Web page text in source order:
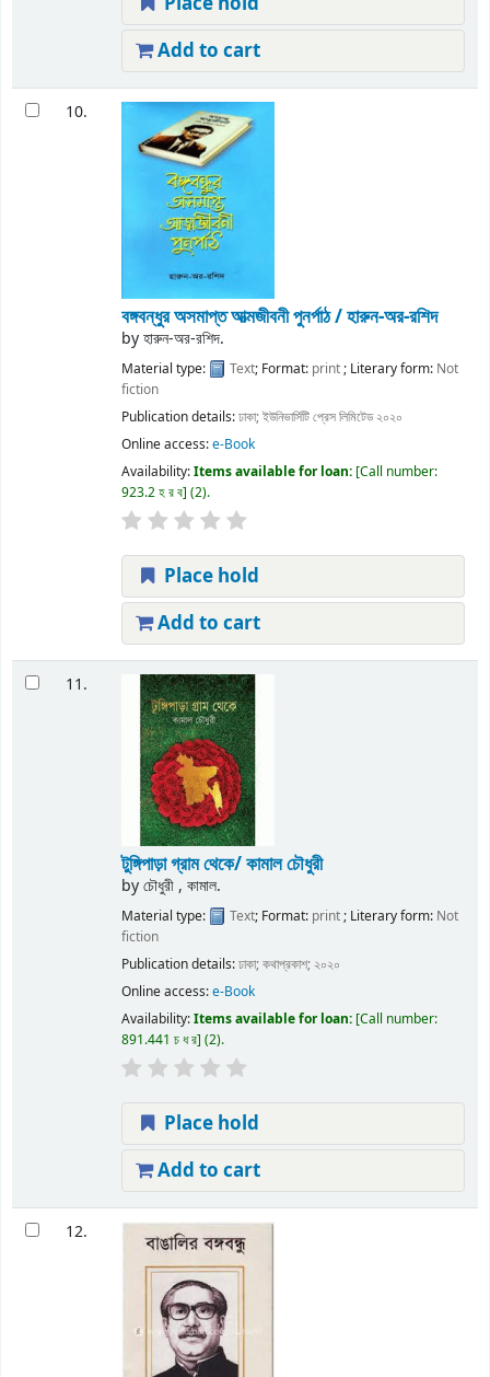
Add to cart
10.
বঙ্গবন্ধুর অসমাপ্ত আত্মজীবনী পুনর্পাঠ / হারুন-অর-রশিদ
byহারুন-অর-রশিদ.
Material type: Text; Format: print; Literary form: Not
fiction
Publication details:ঢাকা;ইউনিভার্সিটি প্রেস লিমিটেড ২০২০
Online access:e-Book
Availability:Items available for loan: Call number:
923.2 হ র ব (2).
Place hold
Add to cart
11.
টুঙ্গিপাড়া গ্রাম থেকে/ কামাল চৌধুরী
byচৌধুরী , কামাল.
Material type: Text; Format: print ; Literary form: Not
fiction
Publication details:ঢাকা;কথাপ্রকাশ; ২০২০
Online access:e-Book
Availability:Items available for loan: Call number:
891.441 চ ধ র (2).
Place hold
Add to cart
12.